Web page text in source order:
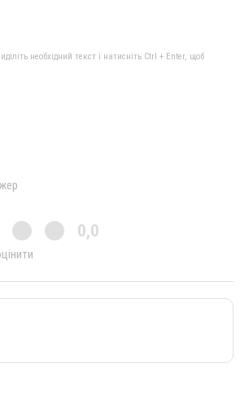
необхідний текст і натисніть Ctrl + Enter, щоб
0,0